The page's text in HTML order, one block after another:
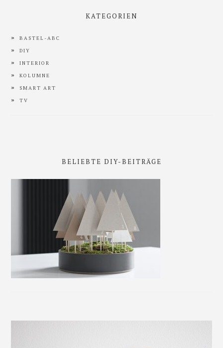
KATEGORIEN
BASTEL-ABC
DIY
INTERIOR
KOLUMNE
SMART ART
TV
BELIEBTE DIY-BEITRÄGE